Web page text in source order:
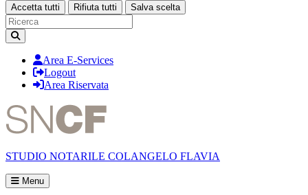
Accetta tutti Rifiuta tutti Salva scelta
Loading...
Area E-Services
Logout
Area Riservata
STUDIO NOTARILE COLANGELO FLAVIA
Menu